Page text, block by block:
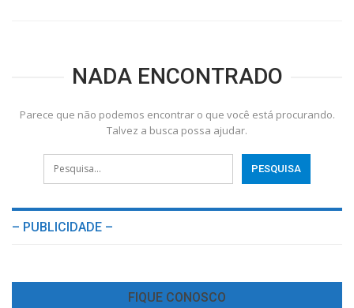
NADA ENCONTRADO
Parece que não podemos encontrar o que você está procurando.
Talvez a busca possa ajudar.
– PUBLICIDADE –
FIQUE CONOSCO